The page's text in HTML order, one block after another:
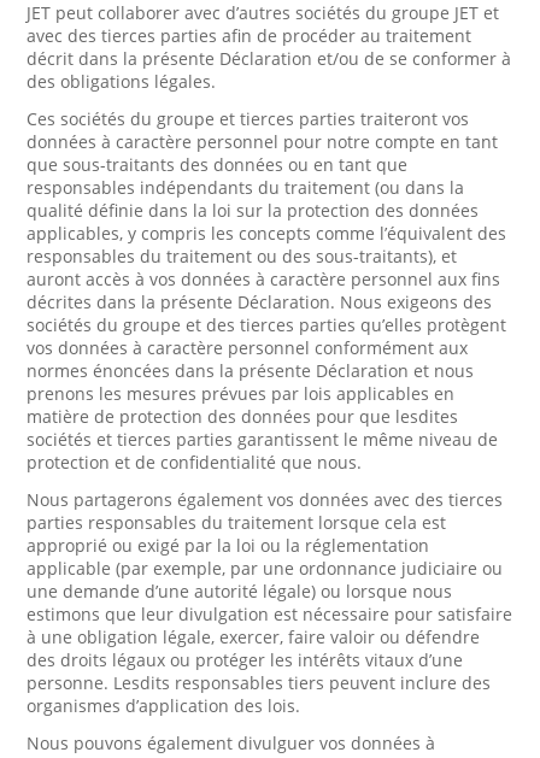
JET peut collaborer avec d’autres sociétés du groupe JET et
avec des tierces parties afin de procéder au traitement
décrit dans la présente Déclaration et/ou de se conformer à
des obligations légales.
Ces sociétés du groupe et tierces parties traiteront vos
données à caractère personnel pour notre compte en tant
que sous-traitants des données ou en tant que
responsables indépendants du traitement (ou dans la
qualité définie dans la loi sur la protection des données
applicables, y compris les concepts comme l’équivalent des
responsables du traitement ou des sous-traitants), et
auront accès à vos données à caractère personnel aux fins
décrites dans la présente Déclaration. Nous exigeons des
sociétés du groupe et des tierces parties qu’elles protègent
vos données à caractère personnel conformément aux
normes énoncées dans la présente Déclaration et nous
prenons les mesures prévues par lois applicables en
matière de protection des données pour que lesdites
sociétés et tierces parties garantissent le même niveau de
protection et de confidentialité que nous.
Nous partagerons également vos données avec des tierces
parties responsables du traitement lorsque cela est
approprié ou exigé par la loi ou la réglementation
applicable (par exemple, par une ordonnance judiciaire ou
une demande d’une autorité légale) ou lorsque nous
estimons que leur divulgation est nécessaire pour satisfaire
à une obligation légale, exercer, faire valoir ou défendre
des droits légaux ou protéger les intérêts vitaux d’une
personne. Lesdits responsables tiers peuvent inclure des
organismes d’application des lois.
Nous pouvons également divulguer vos données à